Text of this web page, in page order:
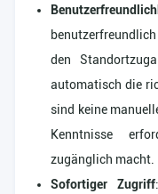
den
automatisch die
sind keine
Kenntnisse
zugänglich macht.
Sofortiger Zugriff